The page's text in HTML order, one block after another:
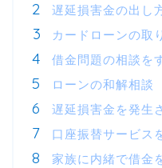
遅延損害金の出し
カードローンの取
借金問題の相談を
ローンの和解相談
遅延損害金を発生
口座振替サービス
家族に内緒で借金